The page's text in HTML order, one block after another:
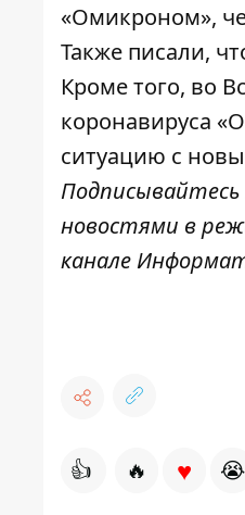
«Омикроном»,
Также писали,
Кроме того, во
коронавируса
ситуацию с
новостями в
канале
👍 🔥 ♥ 😭